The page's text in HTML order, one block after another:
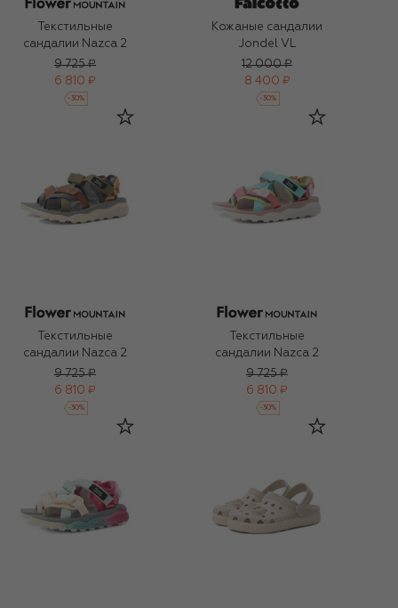
Текстильные
сандалии Nazca 2
9 725 ₽
6 810 ₽
-30%
Кожаные сандалии
Jondel VL
12 000 ₽
8 400 ₽
-30%
Текстильные
сандалии Nazca 2
9 725 ₽
6 810 ₽
-30%
Текстильные
сандалии Nazca 2
9 725 ₽
6 810 ₽
-30%